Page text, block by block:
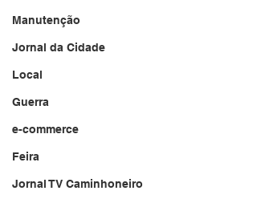
Manutenção
Jornal da Cidade
Local
Guerra
e-commerce
Feira
Jornal TV Caminhoneiro